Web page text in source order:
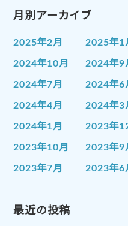
月別アーカイブ
2025年2月 2025年1
2024年10月 2024年9
2024年7月 2024年6
2024年4月 2024年3
2024年1月 2023年
2023年10月 2023年9
2023年7月 2023年6
2023年1月
最近の投稿